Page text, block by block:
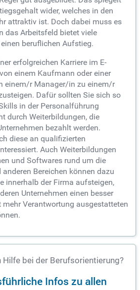
wider, welches in den
attraktiv ist. Doch dabei muss es
das Arbeitsfeld bietet viele
beruflichen Aufstieg.
erfolgreichen Karriere im E-
einem Kaufmann oder einer
einem/r Manager/in zu einem/r
Dafür sollten Sie sich so
in der Personalführung
durch Weiterbildungen, die
bezahlt werden.
diese an qualifizierten
Auch Weiterbildungen
und Softwares rund um die
Bereichen können dazu
innerhalb der Firma aufsteigen,
Unternehmen einen besser
mehr Verantwortung ausgestatteten
Hilfe bei der Berufsorientierung?
Infos zu allen